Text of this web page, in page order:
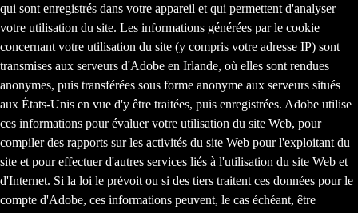
qui sont enregistrés dans votre appareil et qui permettent d'analyser
votre utilisation du site. Les informations générées par le cookie
concernant votre utilisation du site (y compris votre adresse IP) sont
transmises aux serveurs d'Adobe en Irlande, où elles sont rendues
anonymes, puis transférées sous forme anonyme aux serveurs situés
aux États-Unis en vue d'y être traitées, puis enregistrées. Adobe utilise
ces informations pour évaluer votre utilisation du site Web, pour
compiler des rapports sur les activités du site Web pour l'exploitant du
site et pour effectuer d'autres services liés à l'utilisation du site Web et
d'Internet. Si la loi le prévoit ou si des tiers traitent ces données pour le
compte d'Adobe, ces informations peuvent, le cas échéant, être